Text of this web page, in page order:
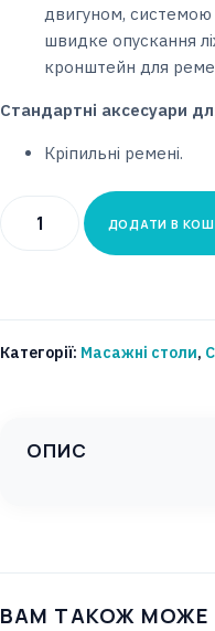
двигуном, системою
швидке опускання
кронштейн для
Стандартні аксесуари
Кріпильні ремені.
Терапевтичний
HI-
ДОДАТИ В
Категорії: Масажні столи,
ОПИС
ВАМ ТАКОЖ